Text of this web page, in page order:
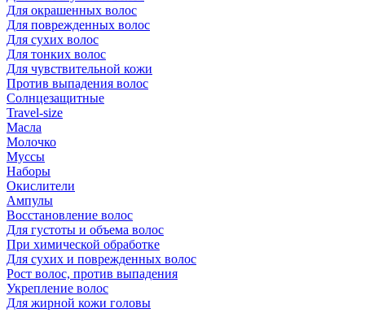
Для окрашенных волос
Для поврежденных волос
Для сухих волос
Для тонких волос
Для чувствительной кожи
Против выпадения волос
Солнцезащитные
Travel-size
Масла
Молочко
Муссы
Наборы
Окислители
Ампулы
Восстановление волос
Для густоты и объема волос
При химической обработке
Для сухих и поврежденных волос
Рост волос, против выпадения
Укрепление волос
Для жирной кожи головы